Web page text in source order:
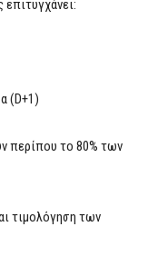
(D+1)
περίπου το 80% των
τιμολόγηση των